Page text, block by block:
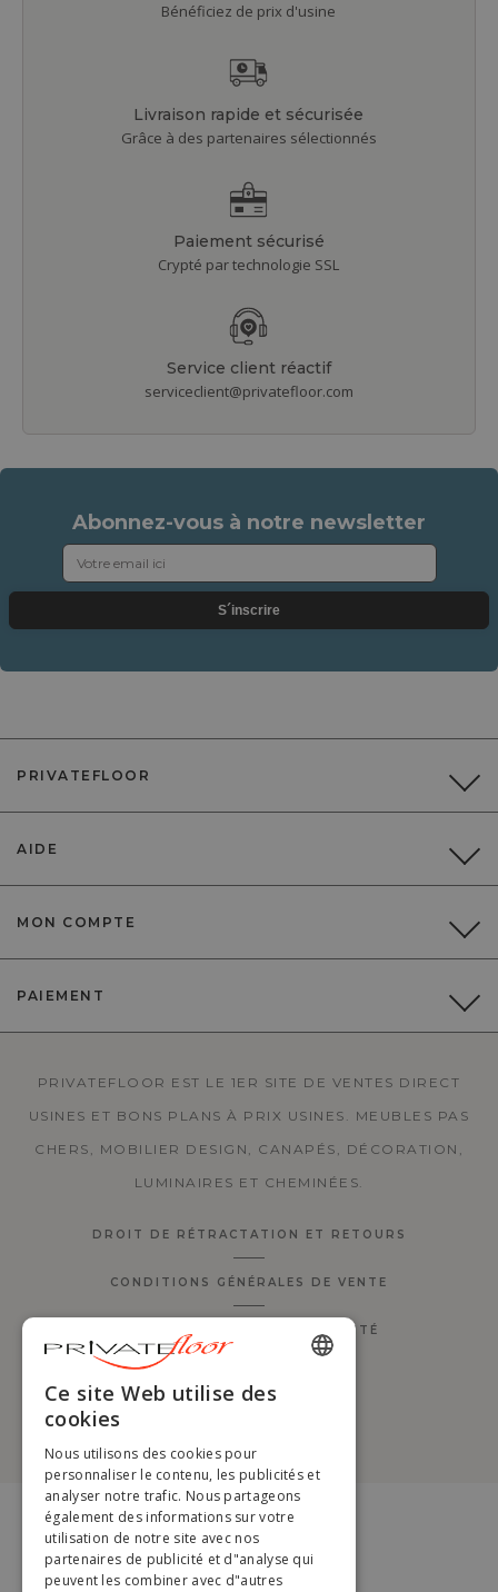
Bénéficiez de prix d'usine
Livraison rapide et sécurisée
Grâce à des partenaires sélectionnés
Paiement sécurisé
Crypté par technologie SSL
Service client réactif
serviceclient@privatefloor.com
Abonnez-vous à notre newsletter
S´inscrire
PRIVATEFLOOR
AIDE
MON COMPTE
PAIEMENT
PRIVATEFLOOR EST LE 1ER SITE DE VENTES DIRECT
USINES ET BONS PLANS À PRIX USINES. MEUBLES PAS
CHERS, MOBILIER DESIGN, CANAPÉS, DÉCORATION,
LUMINAIRES ET CHEMINÉES.
DROIT DE RÉTRACTATION ET RETOURS
CONDITIONS GÉNÉRALES DE VENTE
POLITIQUE DE CONFIDENTIALITÉ
ENGLISH
DUTCH
GERMAN
ITALIAN
PORTUGUESE
Ce site Web utilise des
cookies
Nous utilisons des cookies pour
personnaliser le contenu, les publicités et
analyser notre trafic. Nous partageons
également des informations sur votre
utilisation de notre site avec nos
partenaires de publicité et d"analyse qui
peuvent les combiner avec d"autres